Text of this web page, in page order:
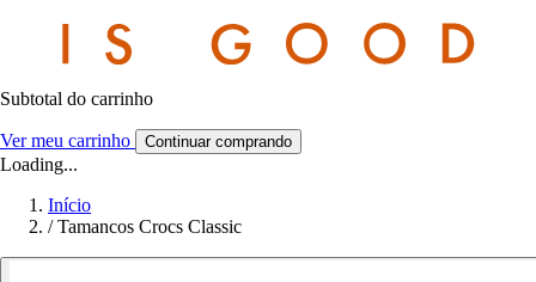
Subtotal do carrinho
Ver meu carrinho Continuar comprando
Loading...
Início
/ Tamancos Crocs Classic